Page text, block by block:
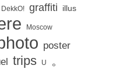
DekkO! graffiti illus
Moscow
poster
trips U 。